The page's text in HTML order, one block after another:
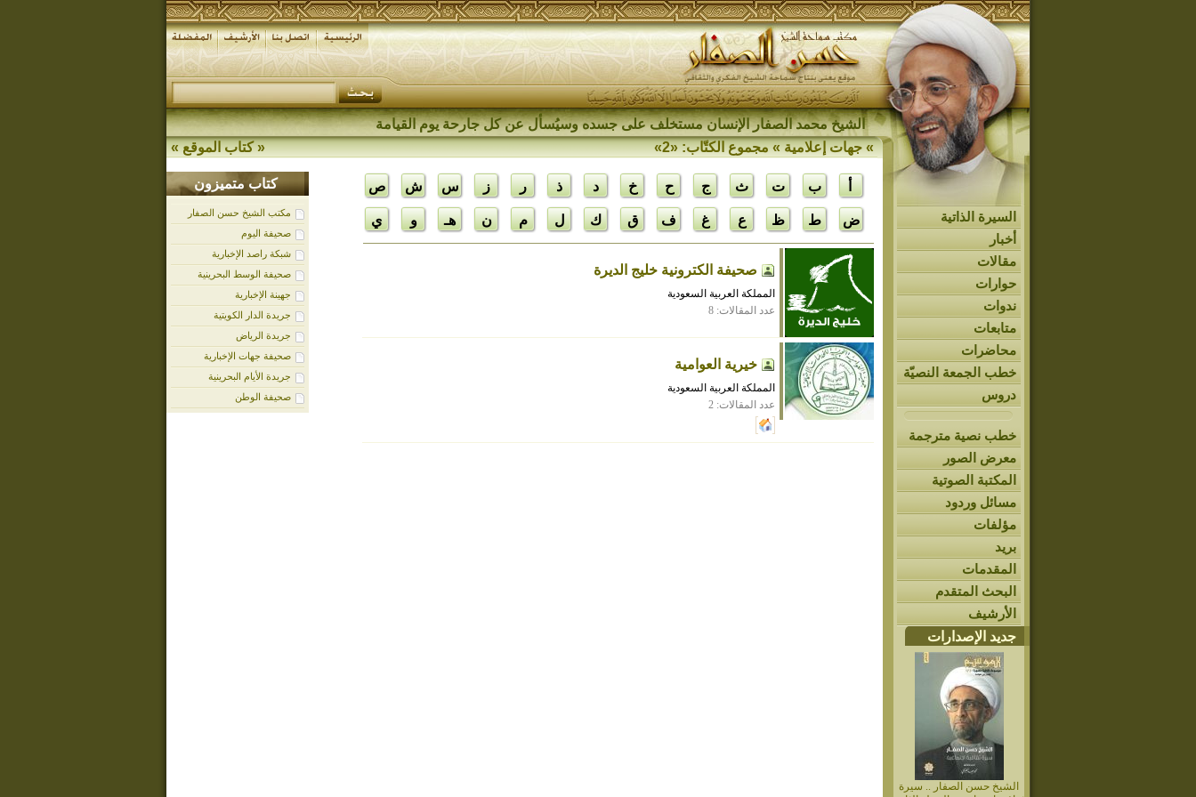
الشيخ محمد الصفار الإنسان مستخلف على جسده وسيُسأل عن كل جارحة يوم القيامة
السيرة الذاتية
أخبار
مقالات
حوارات
ندوات
متابعات
محاضرات
خطب الجمعة النصيّة
دروس
خطب نصية مترجمة
معرض الصور
المكتبة الصوتية
مسائل وردود
مؤلفات
بريد
المقدمات
البحث المتقدم
الأرشيف
جديد الإصدارات
الشيخ حسن الصفار .. سيرة
«كتاب الموقع» »جهات إعلامية» مجموع الكتّاب: «2»
أ ب ت ث ج ح خ د ذ ر ز س ش ص
ض ط ظ ع غ ف ق ك ل م ن هـ و ي
كتاب متميزون
مكتب الشيخ حسن الصفار
صحيفة اليوم
شبكة راصد الإخبارية
صحيفة الوسط البحرينية
جهينة الإخبارية
جريدة الدار الكويتية
جريدة الرياض
صحيفة جهات الإخبارية
جريدة الأيام البحرينية
صحيفة الوطن
صحيفة الكترونية خليج الديرة
المملكة العربية السعودية
عدد المقالات: 8
خيرية العوامية
المملكة العربية السعودية
عدد المقالات: 2